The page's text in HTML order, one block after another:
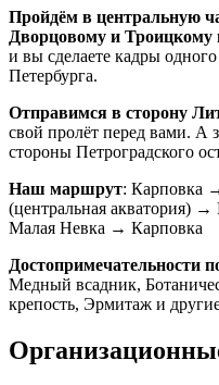
Пройдём в центральную
Дворцовому и Троицкому
и вы сделаете кадры
Петербурга.
Отправимся в сторону
свой пролёт перед вами. А
стороны Петроградского
Наш маршрут: Карповка
(центральная акватория)
Малая Невка → Карповка
Достопримечательности
Медный всадник,
крепость, Эрмитаж и